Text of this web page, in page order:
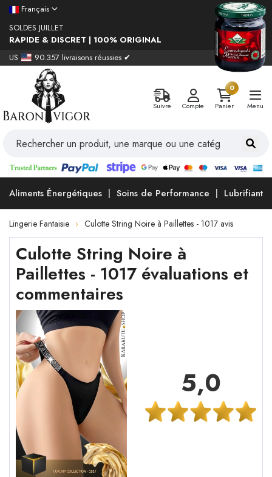
Français
SOLDES JUILLET
RAPIDE & DISCRET | 100% ORIGINAL
US
90.357 livraisons réussies ✔
Suivre Compte
0
Panier
Menu
Aliments Énergétiques Soins de Performance Lubrifiants
Lingerie Fantaisie Culotte String Noire à Paillettes - 1017 avis
Culotte String Noire à
Paillettes - 1017 évaluations et
commentaires
5,0